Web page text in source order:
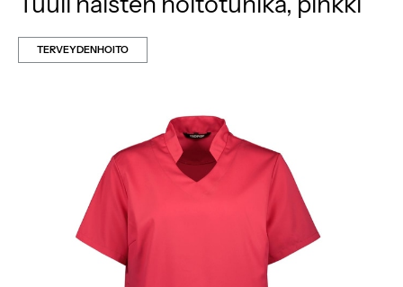
TERVEYDENHOITO